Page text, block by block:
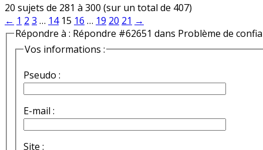
20 sujets de 281 à 300 (sur un total de 407)
← 1 2 3 … 14 15 16 … 19 20 21 →
Répondre à : Répondre #62651 dans Problème de
Vos informations :
Pseudo :
E-mail :
Site :